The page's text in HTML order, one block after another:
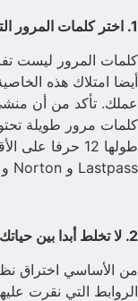
1. اختر كلمات المرور التي لا يقل طولها عن 12 حرفا
كلمات المرور ليست
أيضا امتلاك هذه
عملك. تأكد من أن
كلمات مرور طويلة
طولها 12 حرفا
Lastpass و Norton و Dashalane.
2. لا تخلط أبدا بين حياتك الشخصية وعملك
من الأساسي اختراق
الروابط التي نقرت